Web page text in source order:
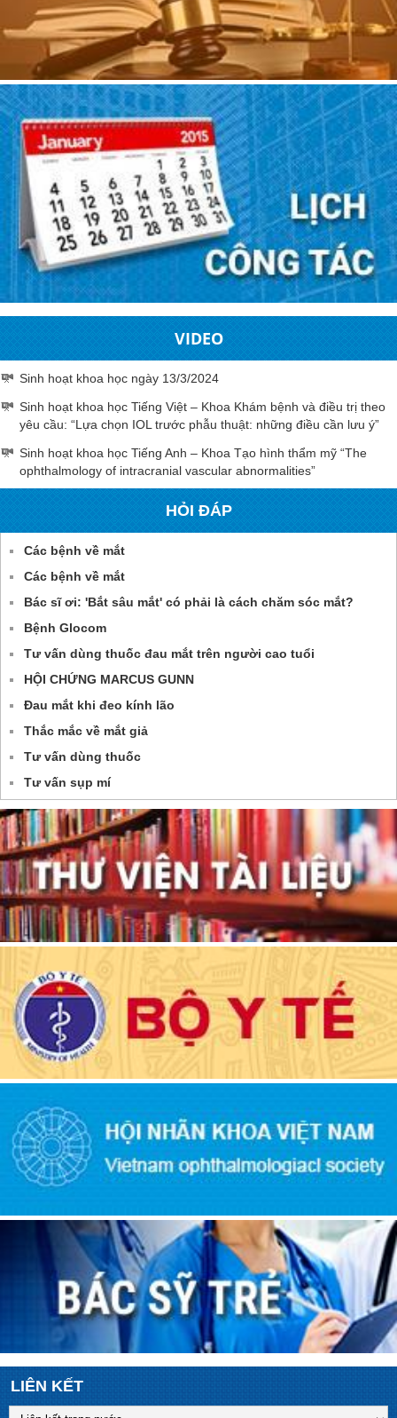
VIDEO
Sinh hoạt khoa học ngày 13/3/2024
Sinh hoạt khoa học Tiếng Việt – Khoa Khám bệnh và điều trị theo
yêu cầu: “Lựa chọn IOL trước phẫu thuật: những điều cần lưu ý”
Sinh hoạt khoa học Tiếng Anh – Khoa Tạo hình thẩm mỹ “The
ophthalmology of intracranial vascular abnormalities”
HỎI ĐÁP
Các bệnh về mắt
Các bệnh về mắt
Bác sĩ ơi: 'Bắt sâu mắt' có phải là cách chăm sóc mắt?
Bệnh Glocom
Tư vấn dùng thuốc đau mắt trên người cao tuổi
HỘI CHỨNG MARCUS GUNN
Đau mắt khi đeo kính lão
Thắc mắc về mắt giả
Tư vấn dùng thuốc
Tư vấn sụp mí
LIÊN KẾT